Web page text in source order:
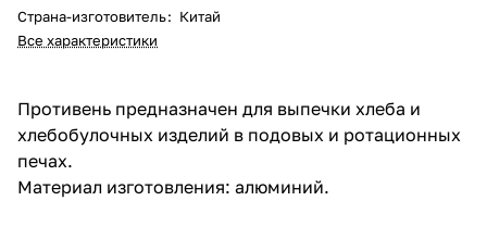
Страна-изготовитель: Китай
Все характеристики
Противень предназначен для выпечки хлеба и
хлебобулочных изделий в подовых и ротационных
печах.
Материал изготовления: алюминий.